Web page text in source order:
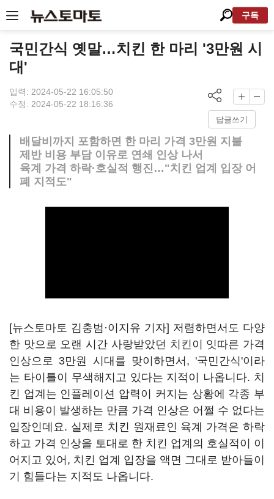
구독
국민간식 옛말…치킨 한 마리 '3만원 시
대'
입력: 2024-05-22 16:05:50
수정: 2024-05-22 18:16:36
답글쓰기
배달비까지 포함하면 한 마리 가격 3만원 지불
제반 비용 부담 이유로 연쇄 인상 나서
육계 가격 하락·호실적 행진…"치킨 업계 입장 어
폐 지적도"
[뉴스토마토 김충범·이지유 기자] 저렴하면서도 다양
한 맛으로 오랜 시간 사랑받았던 치킨이 잇따른 가격
인상으로 3만원 시대를 맞이하면서, '국민간식'이라
는 타이틀이 무색해지고 있다는 지적이 나옵니다. 치
킨 업계는 인플레이션 압력이 커지는 상황에 각종 부
대 비용이 발생하는 만큼 가격 인상은 어쩔 수 없다는
입장인데요. 실제로 치킨 원재료인 육계 가격은 하락
하고 가격 인상을 토대로 한 치킨 업계의 호실적이 이
어지고 있어, 치킨 업계 입장을 액면 그대로 받아들이
기 힘들다는 지적도 나옵니다.